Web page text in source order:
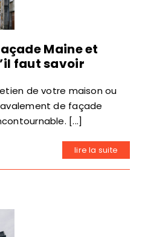
Maine et
faut savoir
de votre maison ou
de façade
[...]
lire la suite